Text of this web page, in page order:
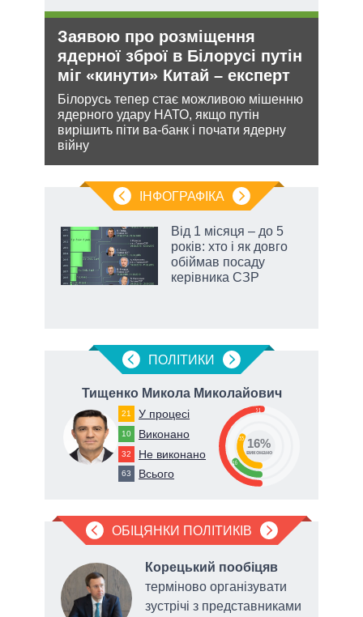
Заявою про розміщення
ядерної зброї в Білорусі путін
міг «кинути» Китай – експерт
Білорусь тепер стає можливою мішенню
ядерного удару НАТО, якщо путін
вирішить піти ва-банк і почати ядерну
війну
ІНФОГРАФІКА
Від 1 місяця – до 5
років: хто і як довго
обіймав посаду
керівника СЗР
ПОЛIТИКИ
Тищенко Микола Миколайович
21 У процесі
10 Виконано
32 Не виконано
63 Всього
51
16
33 16%
виконано
ОБІЦЯНКИ ПОЛІТИКІВ
Корецький пообіцяв
терміново організувати
зустрічі з представниками